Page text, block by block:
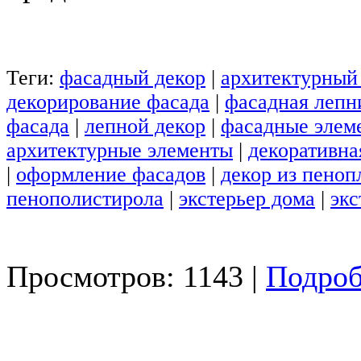
Теги: фасадный декор |
декорирование фасада | фасадная
фасада | лепной декор | фасадные
архитектурные элементы |
| оформление фасадов | декор из
пенополистирола | экстерьер дома |
Просмотров: 1143 |